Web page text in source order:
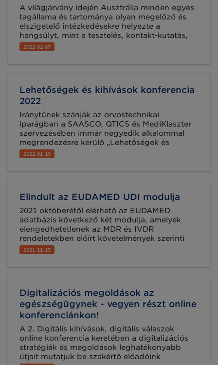
A világjárvány idején Ausztrália minden egyes
tagállama és tartománya olyan megelőző és
elszigetelő intézkedésekre helyezte a
hangsúlyt, mint a tesztelés, kontakt-kutatás,
továbbá a népességen belüli oltottsági arány
javítása, hogy „az új norma” szerint - a Covid-
2022-02-07
Lehetőségek és kihívások konferencia
2022
Iránytűnek szánják az orvostechnikai
iparágban a SAASCO, QTICS és MediKlaszter
szervezésében immár negyedik alkalommal
megrendezésre kerülő „Lehetőségek és
Kihívások 2022” konferenciát, melyre 2022.
február 2-án, hibrid formában kerül sor. A
ismerhetnek meg a résztvevők.
2022-01-19
Elindult az EUDAMED UDI modulja
2021 októberétől elérhető az EUDAMED
adatbázis következő két modulja, amelyek
elengedhetetlenek az MDR és IVDR
rendeletekben előírt követelmények szerinti
eszköz regisztrációhoz, illetve a bejelentett
szervezetek már feltölthetik az erre kialakított
2021-11-23
Digitalizációs megoldások az
egészségügynek - vegyen részt online
konferenciánkon!
A 2. Digitális kihívások, digitális válaszok
online konferencia keretében a digitalizációs
stratégiák és megoldások leghatékonyabb
útjait mutatjuk be szakértő előadóink